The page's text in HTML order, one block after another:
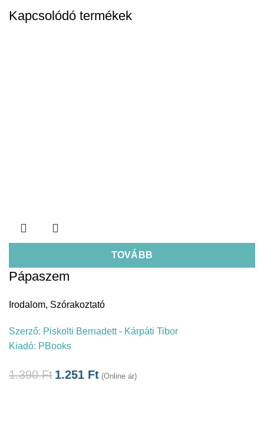
Kapcsolódó termékek
TOVÁBB
Pápaszem
Irodalom, Szórakoztató
Szerző: Piskolti Bernadett - Kárpáti Tibor
Kiadó: PBooks
1.390Ft 1.251 Ft (Online ár)